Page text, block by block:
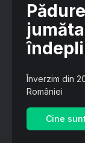
Înverzim din
României
Cine